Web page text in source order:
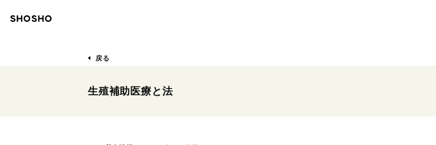
戻る
生殖補助医療と法